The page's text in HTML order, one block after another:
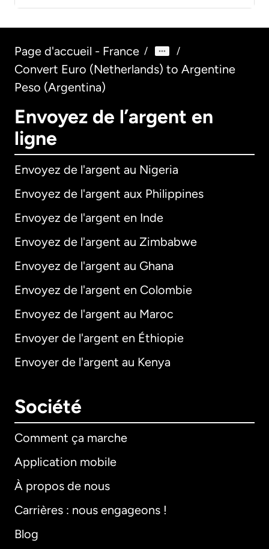
Page d'accueil - France / /
Convert Euro (Netherlands) to Argentine
Peso (Argentina)
Envoyez de l’argent en
ligne
Envoyez de l'argent au Nigeria
Envoyez de l'argent aux Philippines
Envoyez de l'argent en Inde
Envoyez de l'argent au Zimbabwe
Envoyez de l'argent au Ghana
Envoyez de l'argent en Colombie
Envoyez de l'argent au Maroc
Envoyer de l'argent en Éthiopie
Envoyer de l'argent au Kenya
Société
Comment ça marche
Application mobile
À propos de nous
Carrières : nous engageons !
Blog